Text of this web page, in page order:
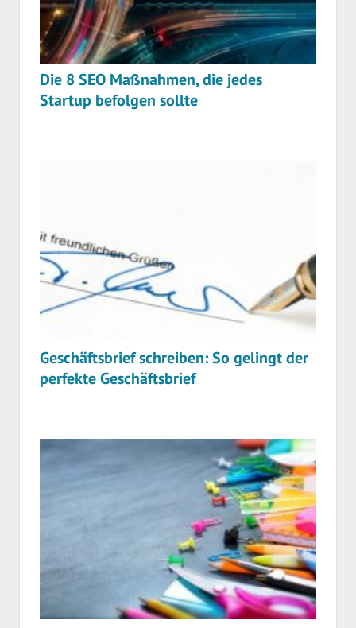
Die 8 SEO Maßnahmen, die jedes
Startup befolgen sollte
Geschäftsbrief schreiben: So gelingt der
perfekte Geschäftsbrief